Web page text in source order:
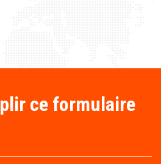
ce formulaire